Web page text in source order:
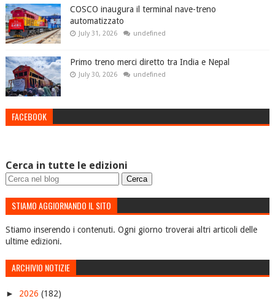
COSCO inaugura il terminal nave-treno
automatizzato
July 31, 2026 undefined
Primo treno merci diretto tra India e Nepal
July 30, 2026 undefined
FACEBOOK
Cerca in tutte le edizioni
STIAMO AGGIORNANDO IL SITO
Stiamo inserendo i contenuti. Ogni giorno troverai altri articoli delle
ultime edizioni.
ARCHIVIO NOTIZIE
► 2026 (182)